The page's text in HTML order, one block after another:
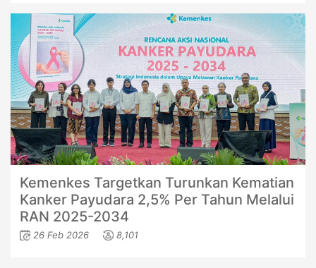
Kemenkes Targetkan Turunkan Kematian
Kanker Payudara 2,5% Per Tahun Melalui
RAN 2025-2034
26 Feb 2026 8,101